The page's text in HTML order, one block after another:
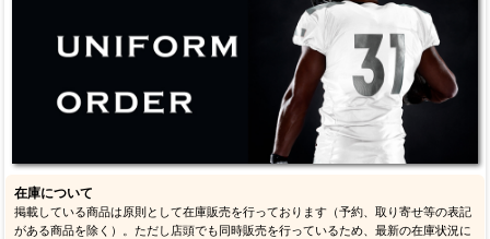
在庫について
掲載している商品は原則として在庫販売を行っております（予約、取り寄せ等の表記
がある商品を除く）。ただし店頭でも同時販売を行っているため、最新の在庫状況に